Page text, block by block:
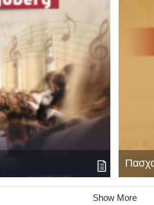
Show More